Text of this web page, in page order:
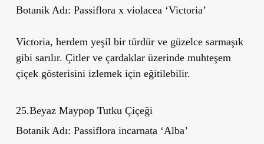
Botanik Adı: Passiflora x violacea ‘Victoria’
Victoria, herdem yeşil bir türdür ve güzelce sarmaşık
gibi sarılır. Çitler ve çardaklar üzerinde muhteşem
çiçek gösterisini izlemek için eğitilebilir.
25.Beyaz Maypop Tutku Çiçeği
Botanik Adı: Passiflora incarnata ‘Alba’